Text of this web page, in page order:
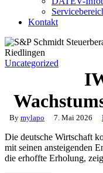
Kontakt
Uncategorized
By mylapo 7. Mai 2026
Die deutsche Wirtschaft
mit seinen ansteigenden
die erhoffte Erholung,